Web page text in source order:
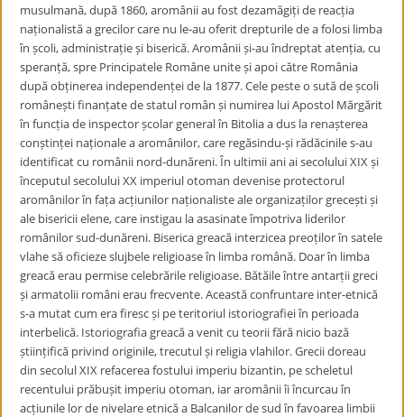
musulmană, după 1860, aromânii au fost dezamăgiți de reacția
naționalistă a grecilor care nu le-au oferit drepturile de a folosi limba
în școli, administrație și biserică. Aromânii și-au îndreptat atenția, cu
speranță, spre Principatele Române unite și apoi către România
după obținerea independenței de la 1877. Cele peste o sută de școli
românești finanțate de statul român și numirea lui Apostol Mărgărit
în funcția de inspector școlar general în Bitolia a dus la renașterea
conștinței naționale a aromânilor, care regăsindu-și rădăcinile s-au
identificat cu românii nord-dunăreni. În ultimii ani ai secolului XIX și
începutul secolului XX imperiul otoman devenise protectorul
aromânilor în fața acțiunilor naționaliste ale organizaților grecești și
ale bisericii elene, care instigau la asasinate împotriva liderilor
românilor sud-dunăreni. Biserica greacă interzicea preoților în satele
vlahe să oficieze slujbele religioase în limba română. Doar în limba
greacă erau permise celebrările religioase. Bătăile între antarții greci
și armatolii români erau frecvente. Această confruntare inter-etnică
s-a mutat cum era firesc și pe teritoriul istoriografiei în perioada
interbelică. Istoriografia greacă a venit cu teorii fără nicio bază
științifică privind originile, trecutul și religia vlahilor. Grecii doreau
din secolul XIX refacerea fostului imperiu bizantin, pe scheletul
recentului prăbușit imperiu otoman, iar aromânii îi încurcau în
acțiunile lor de nivelare etnică a Balcanilor de sud în favoarea limbii